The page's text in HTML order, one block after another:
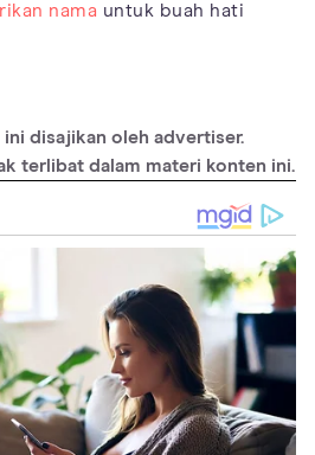
nama untuk buah hati
dari-anak-anak-artis-
magazine/inspirasi-
dari-anak-anak-artis-
magazine/nama-anak-
aneh/
mama-
nama-anak-artis-hollywood-
kecil-1wZ8R9kC5RZ/full
ini disajikan oleh advertiser.
terlibat dalam materi konten ini.